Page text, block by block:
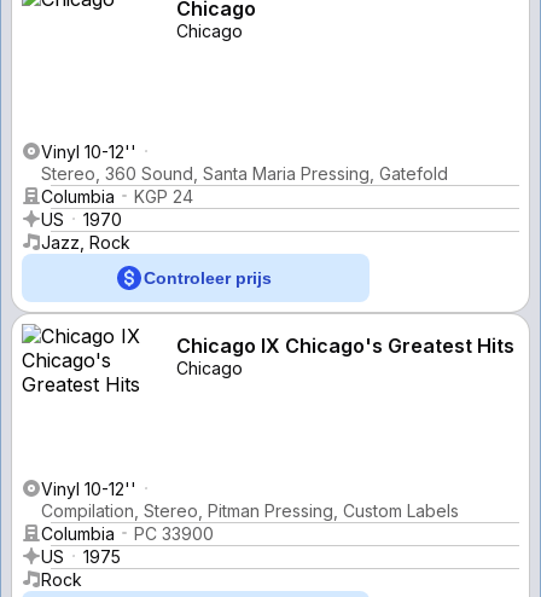
Chicago
Chicago
Vinyl 10-12''
Stereo, 360 Sound, Santa Maria Pressing, Gatefold
Columbia
KGP 24
US
1970
Jazz, Rock
Controleer prijs
Chicago IX Chicago's Greatest Hits
Chicago
Vinyl 10-12''
Compilation, Stereo, Pitman Pressing, Custom Labels
Columbia
PC 33900
US
1975
Rock